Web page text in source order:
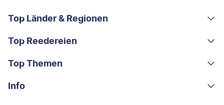
Footer navigation
Top Länder & Regionen
Portugal
Albanien
Griechenland
Top Reedereien
AIDA
MSC Cruises
Top Themen
Rundreisen
Info